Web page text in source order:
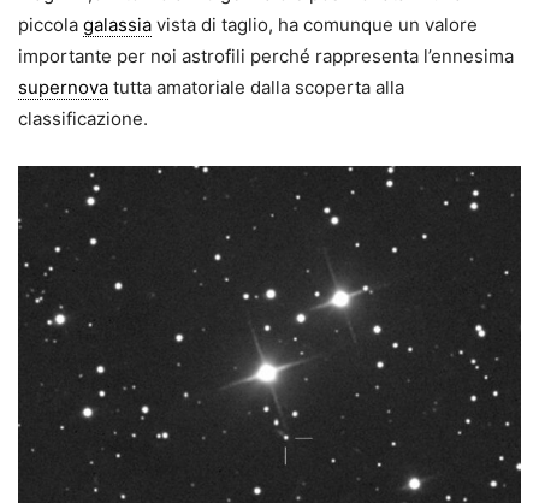
piccola galassia vista di taglio, ha comunque un valore
importante per noi astrofili perché rappresenta l’ennesima
supernova tutta amatoriale dalla scoperta alla
classificazione.